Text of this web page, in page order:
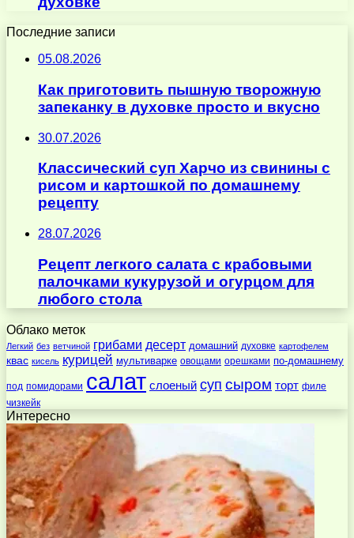
Последние записи
05.08.2026
Как приготовить пышную творожную
запеканку в духовке просто и вкусно
30.07.2026
Классический суп Харчо из свинины с
рисом и картошкой по домашнему
рецепту
28.07.2026
Рецепт легкого салата с крабовыми
палочками кукурузой и огурцом для
любого стола
Облако меток
Легкий без ветчиной грибами десерт домашний духовке картофелем
квас кисель курицей мультиварке овощами орешками по-домашнему
под помидорами салат слоеный суп сыром торт филе
чизкейк
Интересно